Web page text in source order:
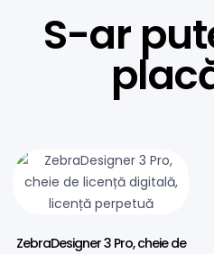
S-ar
ZebraDesigner 3 Pro, cheie de